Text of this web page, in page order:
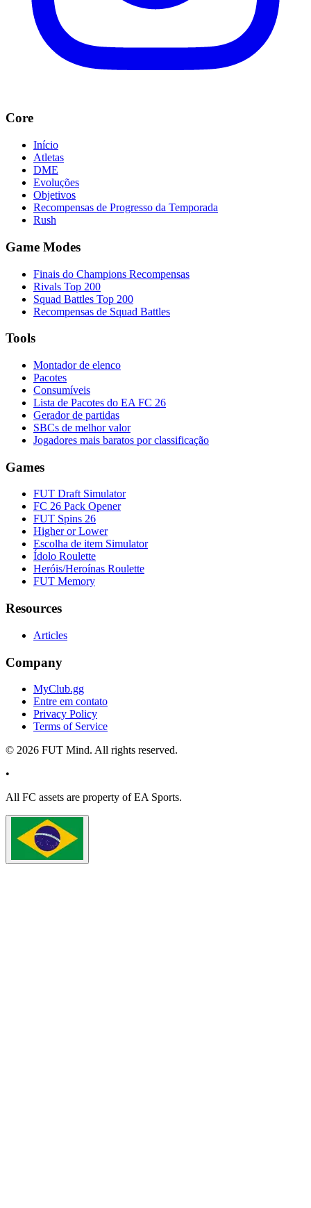
Core
Início
Atletas
DME
Evoluções
Objetivos
Recompensas de Progresso da Temporada
Rush
Game Modes
Finais do Champions Recompensas
Rivals Top 200
Squad Battles Top 200
Recompensas de Squad Battles
Tools
Montador de elenco
Pacotes
Consumíveis
Lista de Pacotes do EA FC 26
Gerador de partidas
SBCs de melhor valor
Jogadores mais baratos por classificação
Games
FUT Draft Simulator
FC 26 Pack Opener
FUT Spins 26
Higher or Lower
Escolha de item Simulator
Ídolo Roulette
Heróis/Heroínas Roulette
FUT Memory
Resources
Articles
Company
MyClub.gg
Entre em contato
Privacy Policy
Terms of Service
© 2026 FUT Mind. All rights reserved.
•
All FC assets are property of EA Sports.